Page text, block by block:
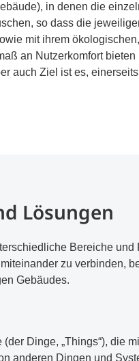
in denen die
so dass die
mit ihrem
an Nutzerkomfort
auch Ziel ist es,
Lösungen
Bereiche und
zu verbinden,
Gebäudes.
Dinge, „Things“), die
anderen Dingen und